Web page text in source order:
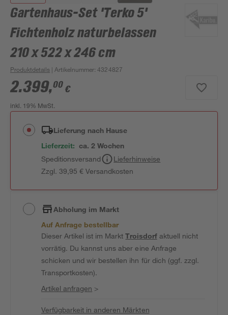
Gartenhaus-Set 'Terko 5'
Fichtenholz naturbelassen
210 x 522 x 246 cm
Produktdetails | Artikelnummer:4324827
2.399,00 €
inkl. 19% MwSt.
Lieferung nach Hause
Lieferzeit: ca. 2 Wochen
Speditionsversand
Lieferhinweise
Zzgl. 39,95 € Versandkosten
Abholung im Markt
Auf Anfrage bestellbar
Dieser Artikel ist im MarktTroisdorfaktuell nicht
vorrätig. Du kannst uns aber eine Anfrage
schicken und wir bestellen ihn für dich (ggf. zzgl.
Transportkosten).
Artikel anfragen >
Verfügbarkeit in anderen Märkten